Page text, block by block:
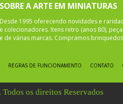
SOBRE A ARTE EM MINIATURAS
Desde 1995 oferecendo novidades e
e colecionadores. Itens retro (anos 80),
e de várias marcas. Compramos
REGRAS DE FUNCIONAMENTO CONTATO
os direitos Reservados